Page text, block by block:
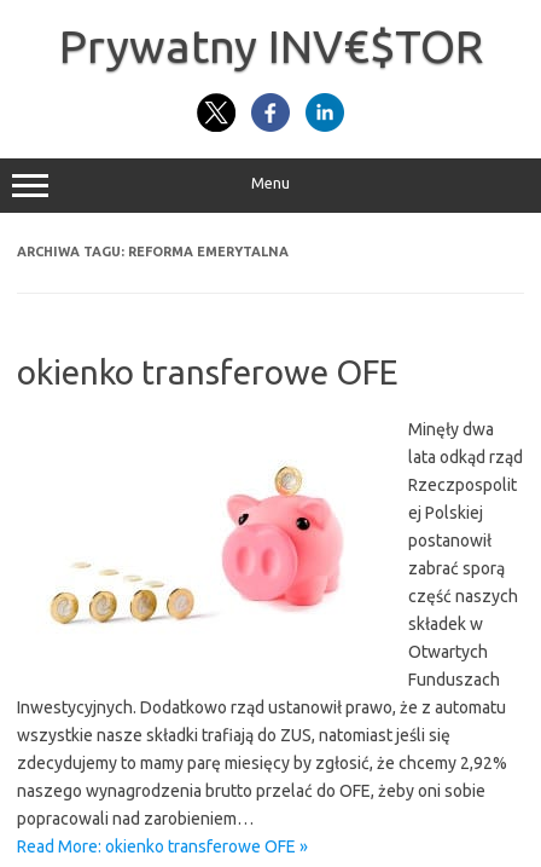
Prywatny INV€$TOR
Menu
ARCHIWA TAGU: REFORMA EMERYTALNA
okienko transferowe OFE
Minęły dwa
lata odkąd rząd
Rzeczpospolit
ej Polskiej
postanowił
zabrać sporą
część naszych
składek w
Otwartych
Funduszach
Inwestycyjnych. Dodatkowo rząd ustanowił prawo, że z automatu
wszystkie nasze składki trafiają do ZUS, natomiast jeśli się
zdecydujemy to mamy parę miesięcy by zgłosić, że chcemy 2,92%
naszego wynagrodzenia brutto przelać do OFE, żeby oni sobie
popracowali nad zarobieniem…
Read More: okienko transferowe OFE »